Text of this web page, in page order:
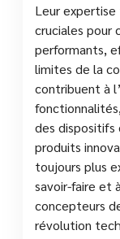
Leur
cruciales pour
performants,
limites de la
contribuent à
des
produits
toujours plus
savoir-faire et
concepteurs
révolution